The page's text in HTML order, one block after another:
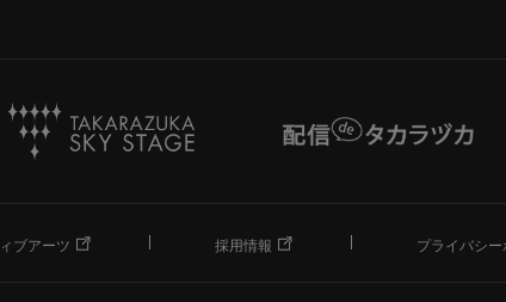
ブアーツ 採用情報 プライバシ